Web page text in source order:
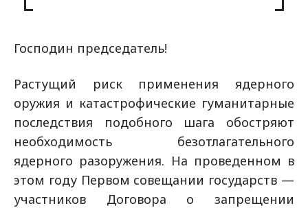
Господин председатель!
Растущий риск применения ядерного
оружия и катастрофические гуманитарные
последствия подобного шага обостряют
необходимость безотлагательного
ядерного разоружения. На проведенном в
этом году Первом совещании государств —
участников Договора о запрещении